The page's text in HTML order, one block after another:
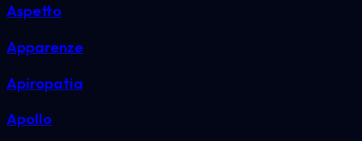
Aspetto
Apparenze
Apiropatia
Apollo